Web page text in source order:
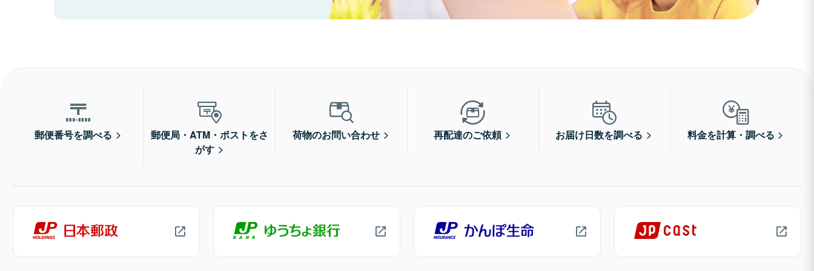
郵便番号を調べる
郵便局・ATM・ポストをさ
がす
荷物のお問い合わせ 再配達のご依頼 お届け日数を調べる 料金を計算・調べる